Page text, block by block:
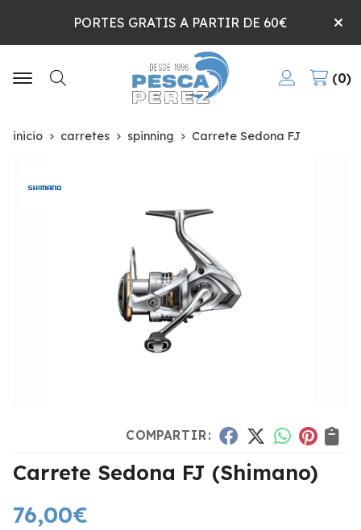
PORTES GRATIS A PARTIR DE 60€
Buscar
0
inicio carretes spinning Carrete Sedona FJ
COMPARTIR:
Carrete Sedona FJ (Shimano)
76,00€